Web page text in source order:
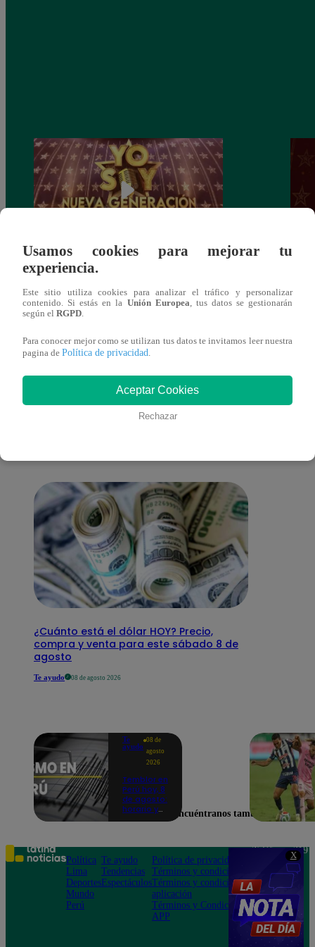
X
Yo Soy: Nueva Generación – Gran Final
– 14 de junio del 2021 – Programa
completo
También te puede
¿Cuánto está el dólar HOY? Precio,
compra y venta para este sábado 8 de
agosto
Te ayudo 08 de agosto 2026
Te
ayudo
08 de
agosto
2026
Temblor en
Perú hoy, 8
de agosto:
horario y
según IGP
Usamos cookies para mejorar tu
experiencia.
Este sitio utiliza cookies para analizar el tráfico y personalizar
contenido. Si estás en la Unión Europea, tus datos se gestionarán
según el RGPD.
Para conocer mejor como se utilizan tus datos te invitamos leer nuestra
pagina de Política de privacidad.
Aceptar Cookies
Rechazar
Encuéntranos también en
Política
Lima
Deportes
Mundo
Perú
Te ayudo
Tendencias
Espectáculos
Política de privacidad
Términos y condiciones
Términos y condiciones
aplicación
Términos y Condiciones
APP
Teléfono: 219
Av. San
Felipe 968
Jesús María